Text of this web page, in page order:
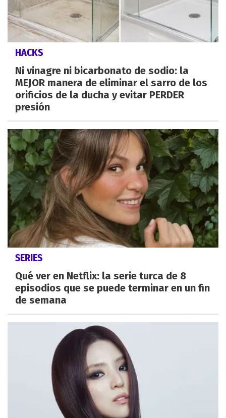
HACKS
Ni vinagre ni bicarbonato de sodio: la
MEJOR manera de eliminar el sarro de los
orificios de la ducha y evitar PERDER
presión
SERIES
Qué ver en Netflix: la serie turca de 8
episodios que se puede terminar en un fin
de semana